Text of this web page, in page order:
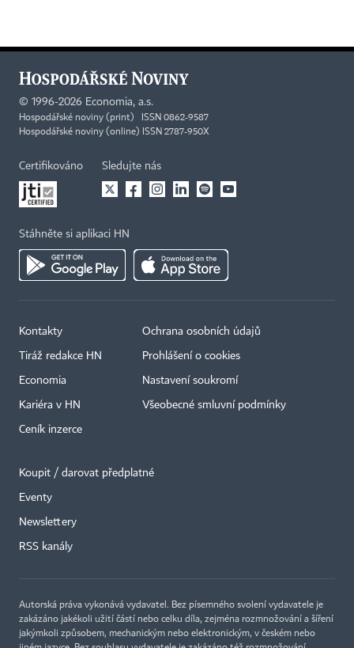
© 1996-2026 Economia, a.s.
Hospodářské noviny (print) ISSN 0862-9587
Hospodářské noviny (online) ISSN 2787-950X
Certifikováno Sledujte nás
Stáhněte si aplikaci HN
Kontakty
Tiráž redakce HN
Economia
Kariéra v HN
Ceník inzerce
Ochrana osobních údajů
Prohlášení o cookies
Nastavení soukromí
Všeobecné smluvní podmínky
Koupit / darovat předplatné
Eventy
Newslettery
RSS kanály
Autorská práva vykonává vydavatel. Bez písemného svolení vydavatele je
zakázáno jakékoli užití částí nebo celku díla, zejména rozmnožování a šíření
jakýmkoli způsobem, mechanickým nebo elektronickým, v českém nebo